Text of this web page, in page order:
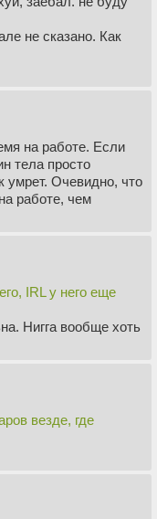
не сказано. Как
на работе. Если
тела просто
умрет. Очевидно, что
работе, чем
IRL у него еще
Нигга вообще хоть
везде, где